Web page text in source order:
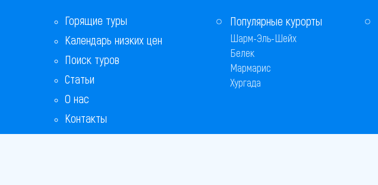
Горящие туры
Календарь низких цен
Поиск туров
Статьи
О нас
Контакты
Бонусная программа
Популярные курорты
Шарм-Эль-Шейх
Белек
Мармарис
Хургада